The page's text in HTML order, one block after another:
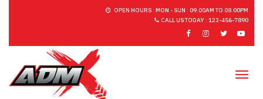
OPEN HOURS : MON - SUN : 09.00AM TO 08.00PM
CALL US TODAY : 123-456-7890